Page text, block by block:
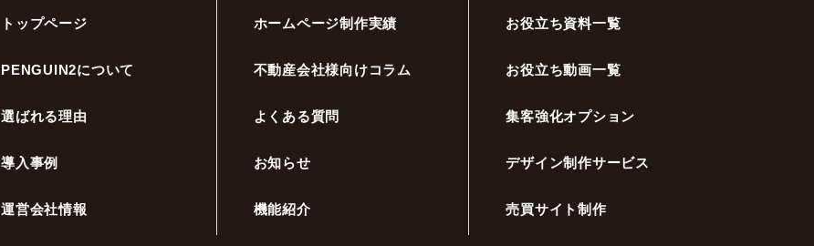
トップページ
PENGUIN2について
選ばれる理由
導入事例
運営会社情報
ホームページ制作実績
不動産会社様向けコラム
よくある質問
お知らせ
機能紹介
お役立ち資料一覧
お役立ち動画一覧
集客強化オプション
デザイン制作サービス
売買サイト制作